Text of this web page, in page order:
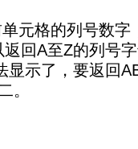
元格的列号数字
回A至Z的列号
显示了，要返回
。